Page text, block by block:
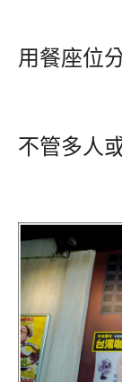
用餐座位
不管多人